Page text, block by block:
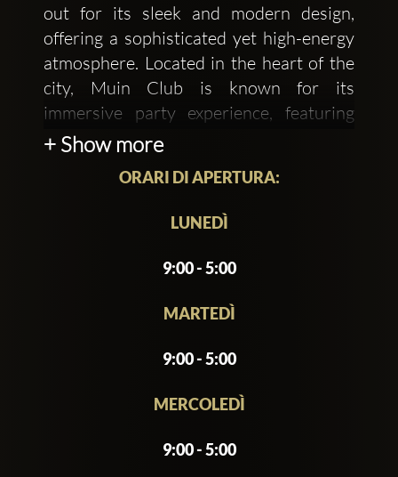
out for its sleek and modern design,
offering a sophisticated yet high-energy
atmosphere. Located in the heart of the
city, Muin Club is known for its
immersive party experience, featuring
cutting-edge sound and lighting systems,
of electronic, house, and techno music.
The club attracts a stylish crowd looking
and unique experiences. With its chic
service, Muin Club has become a go-to
visitors seeking an unforgettable
+ Show more
ORARI DI APERTURA:
LUNEDÌ
9:00 - 5:00
MARTEDÌ
9:00 - 5:00
MERCOLEDÌ
9:00 - 5:00